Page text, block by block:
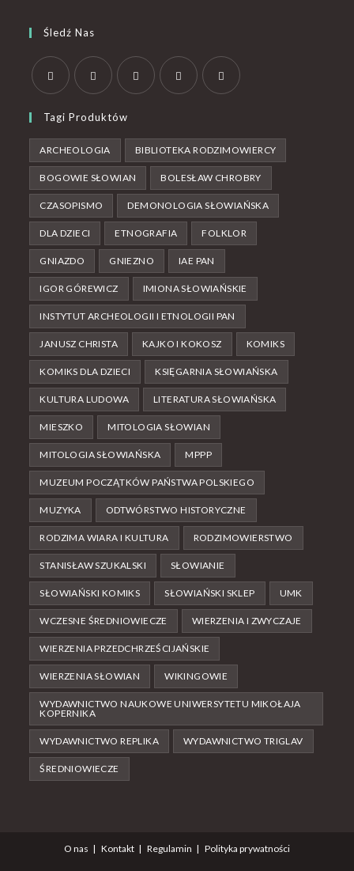
Śledź Nas
Tagi Produktów
ARCHEOLOGIA BIBLIOTEKA RODZIMOWIERCY
BOGOWIE SŁOWIAN BOLESŁAW CHROBRY
CZASOPISMO DEMONOLOGIA SŁOWIAŃSKA
DLA DZIECI ETNOGRAFIA FOLKLOR
GNIAZDO GNIEZNO IAE PAN
IGOR GÓREWICZ IMIONA SŁOWIAŃSKIE
INSTYTUT ARCHEOLOGII I ETNOLOGII PAN
JANUSZ CHRISTA KAJKO I KOKOSZ KOMIKS
KOMIKS DLA DZIECI KSIĘGARNIA SŁOWIAŃSKA
KULTURA LUDOWA LITERATURA SŁOWIAŃSKA
MIESZKO MITOLOGIA SŁOWIAN
MITOLOGIA SŁOWIAŃSKA MPPP
MUZEUM POCZĄTKÓW PAŃSTWA POLSKIEGO
MUZYKA ODTWÓRSTWO HISTORYCZNE
RODZIMA WIARA I KULTURA RODZIMOWIERSTWO
STANISŁAW SZUKALSKI SŁOWIANIE
SŁOWIAŃSKI KOMIKS SŁOWIAŃSKI SKLEP UMK
WCZESNE ŚREDNIOWIECZE WIERZENIA I ZWYCZAJE
WIERZENIA PRZEDCHRZEŚCIJAŃSKIE
WIERZENIA SŁOWIAN WIKINGOWIE
WYDAWNICTWO NAUKOWE UNIWERSYTETU MIKOŁAJA
KOPERNIKA
WYDAWNICTWO REPLIKA WYDAWNICTWO TRIGLAV
ŚREDNIOWIECZE
O nas Kontakt Regulamin Polityka prywatności